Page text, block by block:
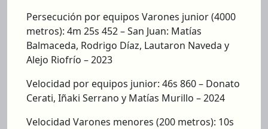
Persecución por equipos Varones junior (4000
metros): 4m 25s 452 – San Juan: Matías
Balmaceda, Rodrigo Díaz, Lautaron Naveda y
Alejo Riofrío – 2023
Velocidad por equipos junior: 46s 860 – Donato
Cerati, Iñaki Serrano y Matías Murillo – 2024
Velocidad Varones menores (200 metros): 10s